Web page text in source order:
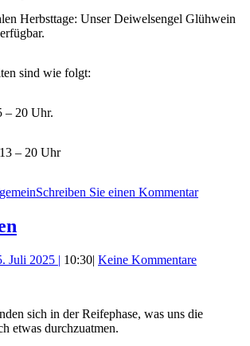
Herbsttage: Unser Deiwelsengel Glühwein
sind wie folgt:
– 20 Uhr.
– 20 Uhr
Schreiben Sie einen Kommentar
Juli 2025 | 10:30| Keine Kommentare
sich in der Reifephase, was uns die
etwas durchzuatmen.